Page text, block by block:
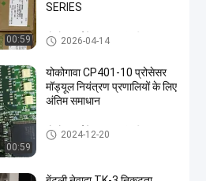
00:59
SERIES
योकोगावा ईजेए दबाव ट्रांसमीटर
2026-04-14
00:59
योकोगावा CP401-10 प्रोसेसर
मॉड्यूल नियंत्रण प्रणालियों के लिए
अंतिम समाधान
योकोगावा ईजेए दबाव ट्रांसमीटर
2024-12-20